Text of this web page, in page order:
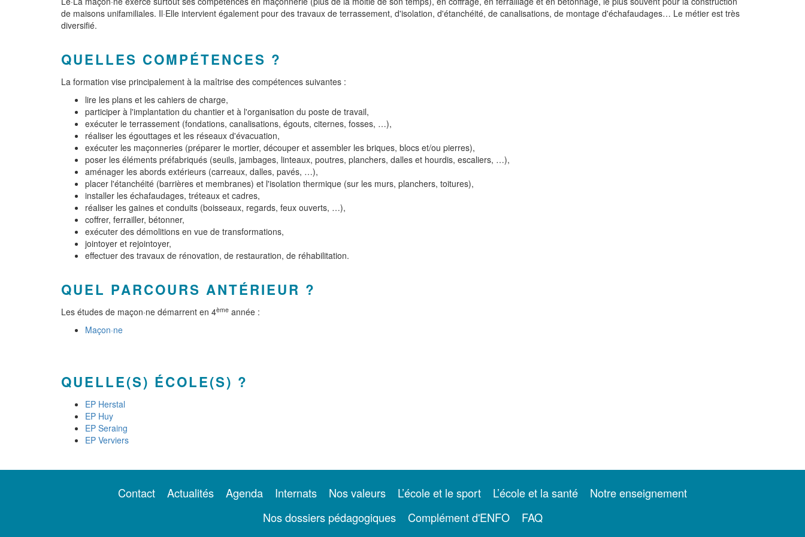
de maisons unifamiliales. Il·Elle intervient également pour des travaux de terrassement, d'isolation, d'étanchéité, de canalisations, de montage d'échafaudages… Le métier est très
diversifié.
QUELLES COMPÉTENCES ?
La formation vise principalement à la maîtrise des compétences suivantes :
lire les plans et les cahiers de charge,
participer à l'implantation du chantier et à l'organisation du poste de travail,
exécuter le terrassement (fondations, canalisations, égouts, citernes, fosses, …),
réaliser les égouttages et les réseaux d'évacuation,
exécuter les maçonneries (préparer le mortier, découper et assembler les briques, blocs et/ou pierres),
poser les éléments préfabriqués (seuils, jambages, linteaux, poutres, planchers, dalles et hourdis, escaliers, …),
aménager les abords extérieurs (carreaux, dalles, pavés, …),
placer l'étanchéité (barrières et membranes) et l'isolation thermique (sur les murs, planchers, toitures),
installer les échafaudages, tréteaux et cadres,
réaliser les gaines et conduits (boisseaux, regards, feux ouverts, …),
coffrer, ferrailler, bétonner,
exécuter des démolitions en vue de transformations,
jointoyer et rejointoyer,
effectuer des travaux de rénovation, de restauration, de réhabilitation.
QUEL PARCOURS ANTÉRIEUR ?
Les études de maçon·ne démarrent en 4ème année :
Maçon·ne
QUELLE(S) ÉCOLE(S) ?
EP Herstal
EP Huy
EP Seraing
EP Verviers
Contact Actualités Agenda Internats Nos valeurs L’école et le sport L’école et la santé
Notre enseignement
Nos dossiers pédagogiques
Complément d'ENFO FAQ